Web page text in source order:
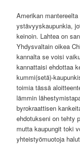
Amerikan
ystävyyskaupunkia,
keinoin. Lahtea on
Yhdysvaltain oikea
kannalta se voisi
kannattaisi ehdottaa
kummi(setä)-
toimia tässä
lämmin
byrokraattisen
ehdotukseni on tehty
mutta kaupungit toki
yhteistyömuotoja